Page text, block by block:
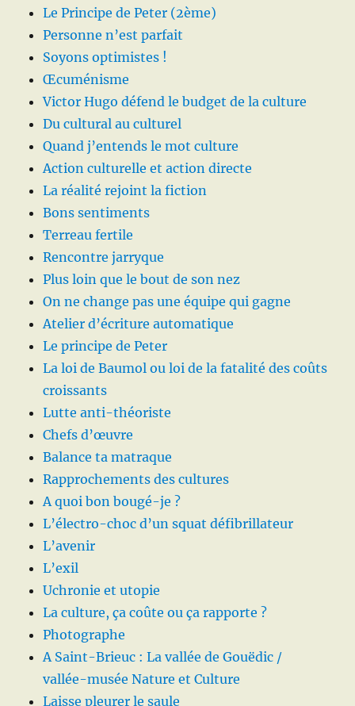
Le Principe de Peter (2ème)
Personne n’est parfait
Soyons optimistes !
Œcuménisme
Victor Hugo défend le budget de la culture
Du cultural au culturel
Quand j’entends le mot culture
Action culturelle et action directe
La réalité rejoint la fiction
Bons sentiments
Terreau fertile
Rencontre jarryque
Plus loin que le bout de son nez
On ne change pas une équipe qui gagne
Atelier d’écriture automatique
Le principe de Peter
La loi de Baumol ou loi de la fatalité des coûts
croissants
Lutte anti-théoriste
Chefs d’œuvre
Balance ta matraque
Rapprochements des cultures
A quoi bon bougé-je ?
L’électro-choc d’un squat défibrillateur
L’avenir
L’exil
Uchronie et utopie
La culture, ça coûte ou ça rapporte ?
Photographe
A Saint-Brieuc : La vallée de Gouëdic /
vallée-musée Nature et Culture
Laisse pleurer le saule